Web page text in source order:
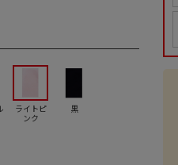
ライトピ
ンク
黒